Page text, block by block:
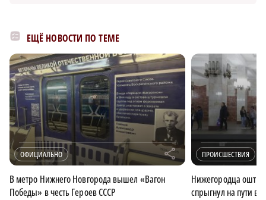
ЕЩЁ НОВОСТИ ПО ТЕМЕ
ОФИЦИАЛЬНО r
В метро Нижнего Новгорода вышел «Вагон
Победы» в честь Героев СССР
ПРОИСШЕСТВИЯ
Нижегородца
спрыгнул на пути в